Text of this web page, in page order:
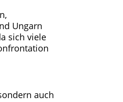
Ungarn
sich viele
auch